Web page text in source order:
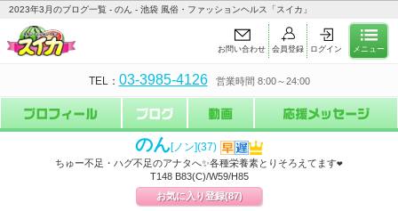
2023年3月のブログ一覧 - のん - 池袋 風俗・ファッションヘルス「スイカ」
お問い合わせ 会員登録 ログイン メニュー
TEL： 03-3985-4126 営業時間 8:00～24:00
のん[ノン](37)
ちゅー不足・ハグ不足のアナタへ✨各種栄養素とりそろえてます❤
T148 B83(C)/W59/H85
お気に入り登録(87)